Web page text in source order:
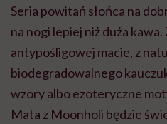
Seria powitań słońca na
na nogi lepiej niż duża kawa.
antypośligowej macie, z
biodegradowalnego
wzory albo ezoteryczne
Mata z Moonholi będzie